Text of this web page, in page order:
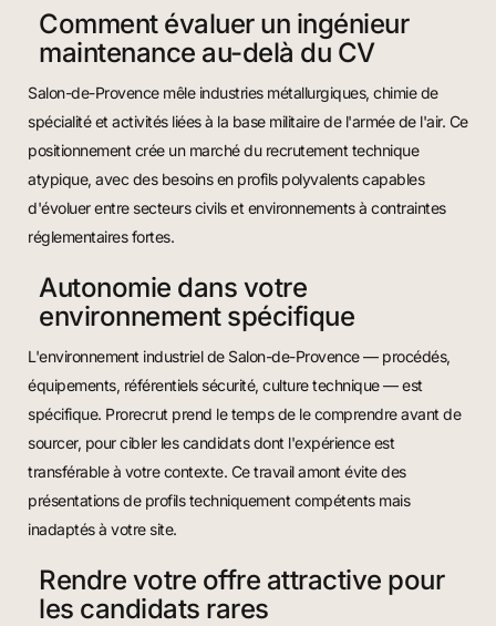
Comment évaluer un ingénieur
maintenance au-delà du CV
Salon-de-Provence mêle industries métallurgiques, chimie de
spécialité et activités liées à la base militaire de l'armée de l'air. Ce
positionnement crée un marché du recrutement technique
atypique, avec des besoins en profils polyvalents capables
d'évoluer entre secteurs civils et environnements à contraintes
réglementaires fortes.
Autonomie dans votre
environnement spécifique
L'environnement industriel de Salon-de-Provence — procédés,
équipements, référentiels sécurité, culture technique — est
spécifique. Prorecrut prend le temps de le comprendre avant de
sourcer, pour cibler les candidats dont l'expérience est
transférable à votre contexte. Ce travail amont évite des
présentations de profils techniquement compétents mais
inadaptés à votre site.
Rendre votre offre attractive pour
les candidats rares